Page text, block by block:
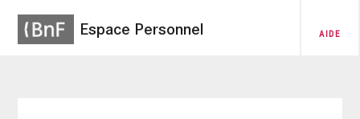
Espace Personnel AIDE